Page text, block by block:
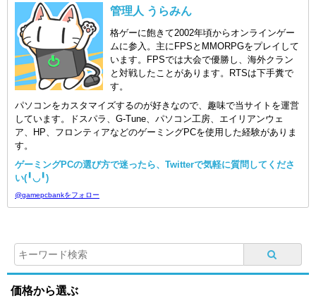
管理人 うらみん
格ゲーに飽きて2002年頃からオンラインゲー
ムに参入。主にFPSとMMORPGをプレイして
います。FPSでは大会で優勝し、海外クラン
と対戦したことがあります。RTSは下手糞で
す。
パソコンをカスタマイズするのが好きなので、趣味で当サイトを運営
しています。ドスパラ、G-Tune、パソコン工房、エイリアンウェ
ア、HP、フロンティアなどのゲーミングPCを使用した経験がありま
す。
ゲーミングPCの選び方で迷ったら、Twitterで気軽に質問してくださ
い(╹◡╹)
@gamepcbankをフォロー
価格から選ぶ